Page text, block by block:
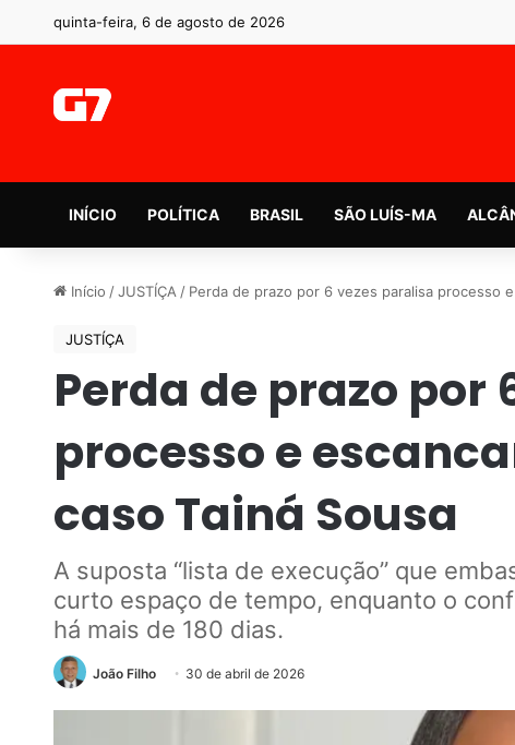
quinta-feira, 6 de agosto de 2026
INÍCIO POLÍTICA BRASIL SÃO LUÍS-MA
Início / JUSTÍÇA / Perda de prazo por 6 vezes paralisa processo
JUSTÍÇA
Perda de prazo por
processo e
caso Tainá Sousa
A suposta “lista de execução” que
curto espaço de tempo, enquanto o
há mais de 180 dias.
João Filho 30 de abril de 2026